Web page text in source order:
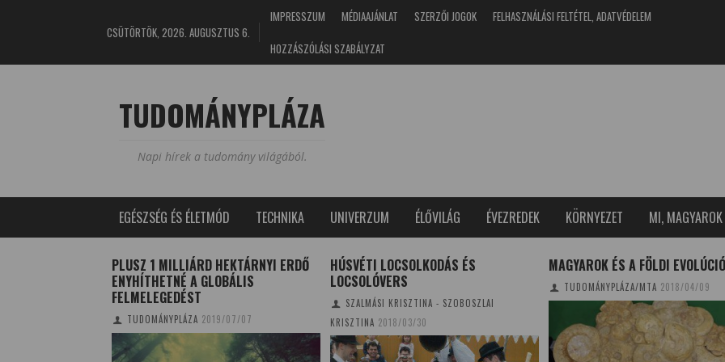
CSÜTÖRTÖK, 2026. AUGUSZTUS 6.
IMPRESSZUM MÉDIAAJÁNLAT SZERZŐI JOGOK
FELHASZNÁLÁSI FELTÉTEL, ADATVÉDELEM
HOZZÁSZÓLÁSI SZABÁLYZAT
TUDOMÁNYPLÁZA
Napi hírek a tudomány világából.
EGÉSZSÉG ÉS ÉLETMÓD TECHNIKA UNIVERZUM ÉLŐVILÁG ÉVEZREDEK KÖRNYEZET MI, MAGYAROK
HÚSVÉTI LOCSOLKODÁS ÉS
LOCSOLÓVERS
SZALMÁSI KRISZTINA - SZOBOSZLAI
KRISZTINA 2018/03/30
MAGYAROK ÉS A FÖLDI EVOLÚCIÓ
TUDOMÁNYPLÁZA/MTA
KÍSÉRLETEK ÉS BEMUTATÓK – IV.
TUDOMÁNYFESZTIVÁL
TUDOMÁNYPLÁZA 2014/04/22